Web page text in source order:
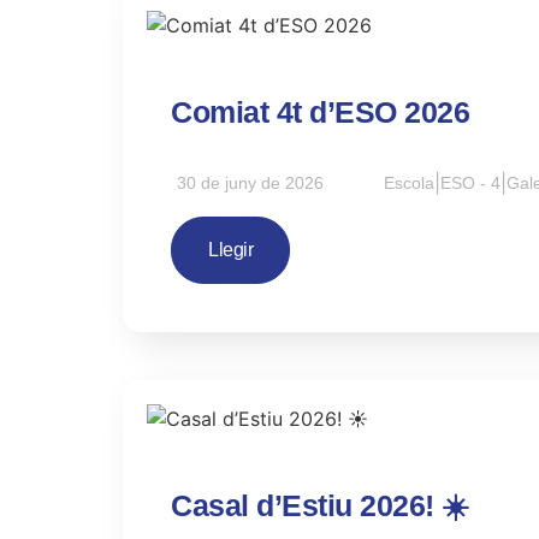
Comiat 4t d’ESO 2026
30 de juny de 2026 Escola ESO - 4
Llegir
Casal d’Estiu 2026! ☀️